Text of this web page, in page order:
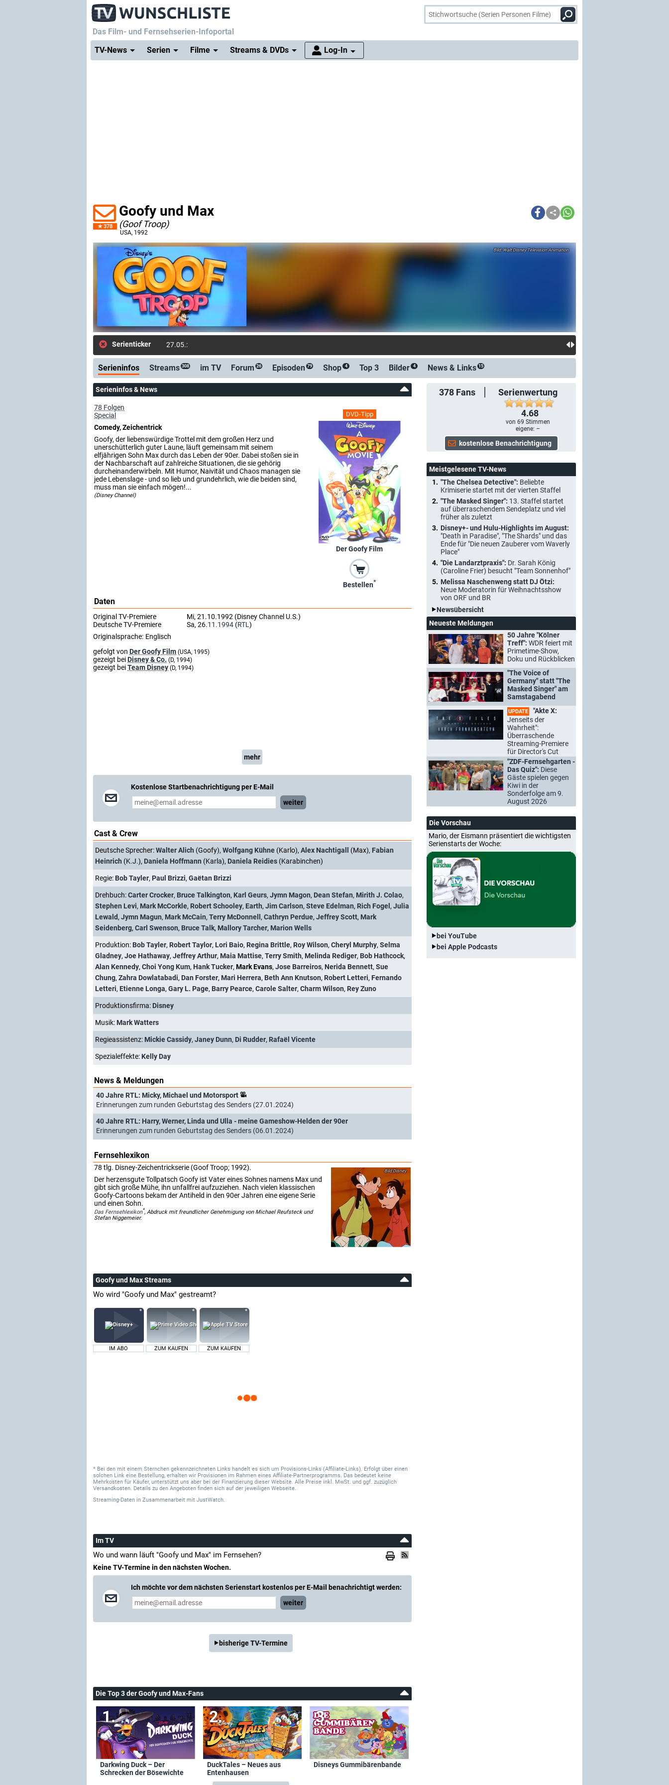
Das Film- und Fernsehserien-Infoportal
TV-News
Serien Filme Streams & DVDs Log-In
378
Goofy und Max
(Goof Troop)
USA, 1992
Walt Disney Television Animation
Serienticker 27.05.: Neue Folge: Goofy und Max (Prime Video Shop)
Serieninfos Streams 308 im TV Forum 26 Episoden 79 Shop 4 Top 3 Bilder 4 News & Links 15
378 Fans
Serienwertung
4.68
von 69 Stimmen
eigene: –
Serieninfos & News
DVD-Tipp
Der Goofy Film
Bestellen*
78 Folgen
Special
Comedy, Zeichentrick
Goofy, der liebenswürdige Trottel mit dem großen Herz und
unerschütterlich guter Laune, läuft gemeinsam mit seinem
elfjährigen Sohn Max durch das Leben der 90er. Dabei stoßen sie in
der Nachbarschaft auf zahlreiche Situationen, die sie gehörig
durcheinanderwirbeln. Mit Humor, Naivität und Chaos managen sie
jede Lebenslage - und so lieb und grundehrlich, wie die beiden sind,
muss man sie einfach mögen!...
(Disney Channel)
Daten
Original TV-Premiere
Mi, 21.10.1992 (Disney Channel U.S.)
Deutsche TV-Premiere
Sa, 26.11.1994 (RTL )
Originalsprache: Englisch
gefolgt von Der Goofy Film (USA, 1995)
gezeigt beiDisney & Co. (D, 1994)
gezeigt beiTeam Disney (D, 1994)
mehr
Kostenlose Startbenachrichtigung per E-Mail
weiter
Cast & Crew
Deutsche Sprecher:Walter Alich (Goofy), Wolfgang Kühne (Karlo), Alex Nachtigall (Max), Fabian
Heinrich (K.J.), Daniela Hoffmann (Karla), Daniela Reidies (Karabinchen)
Regie: Bob Tayler, Paul Brizzi, Gaëtan Brizzi
Drehbuch:Carter Crocker, Bruce Talkington, Karl Geurs, Jymn Magon, Dean Stefan, Mirith J. Colao,
Stephen Levi, Mark McCorkle, Robert Schooley, Earth, Jim Carlson, Steve Edelman, Rich Fogel , Julia
Lewald , Jymn Magun, Mark McCain, Terry McDonnell , Cathryn Perdue, Jeffrey Scott, Mark
Seidenberg, Carl Swenson, Bruce Talk, Mallory Tarcher, Marion Wells
Produktion: Bob Tayler, Robert Taylor, Lori Baio, Regina Brittle, Roy Wilson, Cheryl Murphy, Selma
Gladney, Joe Hathaway, Jeffrey Arthur, Maia Mattise, Terry Smith, Melinda Rediger, Bob Hathcock,
Alan Kennedy, Choi Yong Kum, Hank Tucker, Mark Evans, Jose Barreiros, Nerida Bennett, Sue
Chung, Zahra Dowlatabadi, Dan Forster, Mari Herrera, Beth Ann Knutson, Robert Letteri, Fernando
Letteri, Etienne Longa, Gary L. Page, Barry Pearce, Carole Salter, Charm Wilson, Rey Zuno
Produktionsfirma: Disney
Musik: Mark Watters
Regieassistenz: Mickie Cassidy, Janey Dunn, Di Rudder, Rafaël Vicente
Spezialeffekte: Kelly Day
News & Meldungen
40 Jahre RTL: Micky, Michael und Motorsport
Erinnerungen zum runden Geburtstag des Senders (27.01.2024)
40 Jahre RTL: Harry, Werner, Linda und Ulla - meine Gameshow-Helden der 90er
Erinnerungen zum runden Geburtstag des Senders (06.01.2024)
Fernsehlexikon
Disney
78 tlg. Disney-Zeichentrickserie (Goof Troop; 1992).
Der herzensgute Tollpatsch Goofy ist Vater eines Sohnes namens Max und
gibt sich große Mühe, ihn unfallfrei aufzuziehen. Nach vielen klassischen
Goofy-Cartoons bekam der Antiheld in den 90er Jahren eine eigene Serie
und einen Sohn.
Das Fernsehlexikon*, Abdruck mit freundlicher Genehmigung von Michael Reufsteck und
Stefan Niggemeier.
Goofy und Max Streams
Wo wird "Goofy und Max" gestreamt?
IM ABO ZUM KAUFEN ZUM KAUFEN
* Bei den mit einem Sternchen gekennzeichneten Links handelt es sich um Provisions-Links (Affiliate-Links). Erfolgt über einen
solchen Link eine Bestellung, erhalten wir Provisionen im Rahmen eines Affiliate-Partnerprogramms. Das bedeutet keine
Mehrkosten für Käufer, unterstützt uns aber bei der Finanzierung dieser Website. Alle Preise inkl. MwSt. und ggf. zuzüglich
Versandkosten. Details zu den Angeboten finden sich auf der jeweiligen Webseite.
Streaming-Daten in Zusammenarbeit mit JustWatch.
Im TV
Wo und wann läuft "Goofy und Max" im Fernsehen?
Keine TV-Termine in den nächsten Wochen.
Ich möchte vor dem nächsten Serienstart kostenlos per E-Mail benachrichtigt werden:
weiter
bisherige TV-Termine
Die Top 3 der Goofy und Max-Fans
Darkwing Duck – Der
Schrecken der Bösewichte
DuckTales – Neues aus
Entenhausen
Disneys Gummibärenbande
Meistgelesene TV-News
"The Chelsea Detective": Beliebte
Krimiserie startet mit der vierten Staffel
"The Masked Singer": 13. Staffel startet
auf überraschendem Sendeplatz und viel
früher als zuletzt
Disney+- und Hulu-Highlights im August:
"Death in Paradise", "The Shards" und das
Ende für "Die neuen Zauberer vom Waverly
Place"
"Die Landarztpraxis": Dr. Sarah König
(Caroline Frier) besucht "Team Sonnenhof"
Melissa Naschenweng statt DJ Ötzi:
Neue Moderatorin für Weihnachtsshow
von ORF und BR
Newsübersicht
Neueste Meldungen
50 Jahre "Kölner
Treff": WDR feiert mit
Primetime-Show,
Doku und Rückblicken
"The Voice of
Germany" statt "The
Masked Singer" am
Samstagabend
UPDATE
"Akte X:
Jenseits der
Wahrheit":
Überraschende
Streaming-Premiere
für Director's Cut
"ZDF-Fernsehgarten -
Das Quiz": Diese
Gäste spielen gegen
Kiwi in der
Sonderfolge am 9.
August 2026
Die Vorschau
Mario, der Eismann präsentiert die wichtigsten
Serienstarts der Woche:
bei YouTube
bei Apple Podcasts